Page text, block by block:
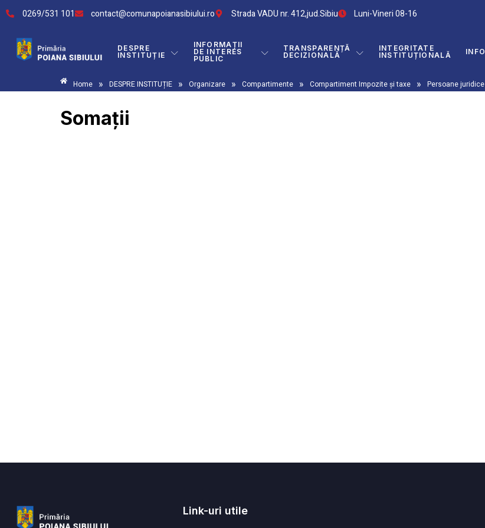
0269/531 101 contact@comunapoianasibiului.ro Strada VADU nr. 412,jud.Sibiu Luni-Vineri 08-16
DESPRE
INSTITUȚIE
INFORMAȚII
DE INTERES
PUBLIC
TRANSPARENȚĂ
DECIZIONALĂ
INTEGRITATE
INSTITUȚIONALĂ
INFO
Home » DESPRE INSTITUȚIE » Organizare » Compartimente » Compartiment Impozite și taxe » Persoane juridice
Somații
Link-uri utile